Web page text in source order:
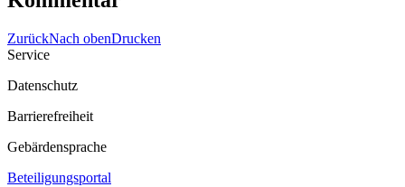
ZurückNach obenDrucken
Service
Datenschutz
Barrierefreiheit
Gebärdensprache
Beteiligungsportal